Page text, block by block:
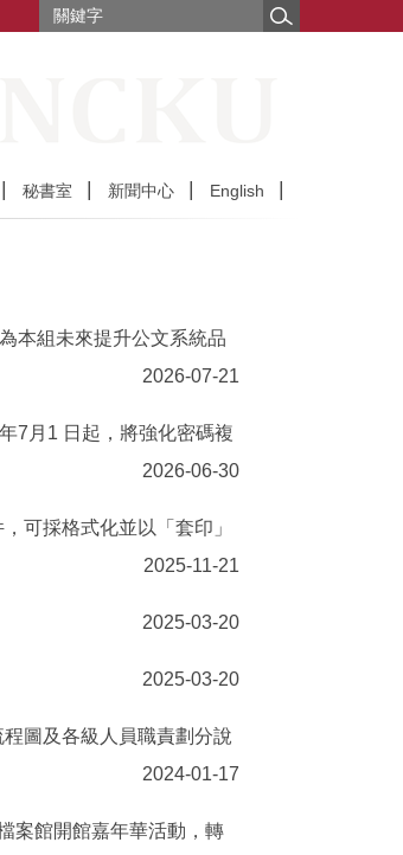
秘書室 新聞中心 English
本組未來提升公文系統品
2026-07-21
7月1 日起，將強化密碼複
2026-06-30
可採格式化並以「套印」
2025-11-21
2025-03-20
2025-03-20
圖及各級人員職責劃分說
2024-01-17
案館開館嘉年華活動，轉